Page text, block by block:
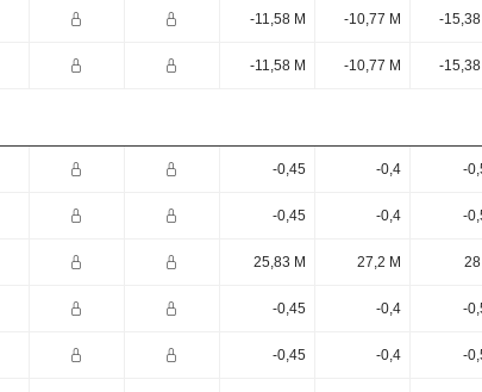
-11,58 M -10,77 M -15,38
-11,58 M -10,77 M -15,38
-0,45 -0,4 -
-0,45 -0,4 -
25,83 M 27,2 M 28
-0,45 -0,4 -
-0,45 -0,4 -